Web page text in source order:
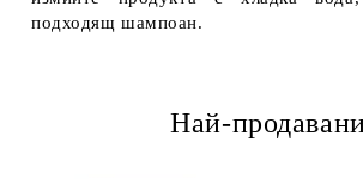
подходящ шампоан.
Най-